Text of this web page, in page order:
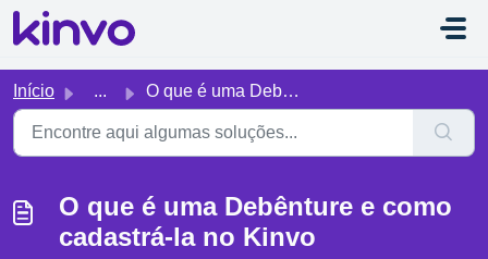
Ir para o conteúdo principal
Início ... O que é uma Debênture e como cadastrá-la no Kinvo
O que é uma Debênture e como
cadastrá-la no Kinvo